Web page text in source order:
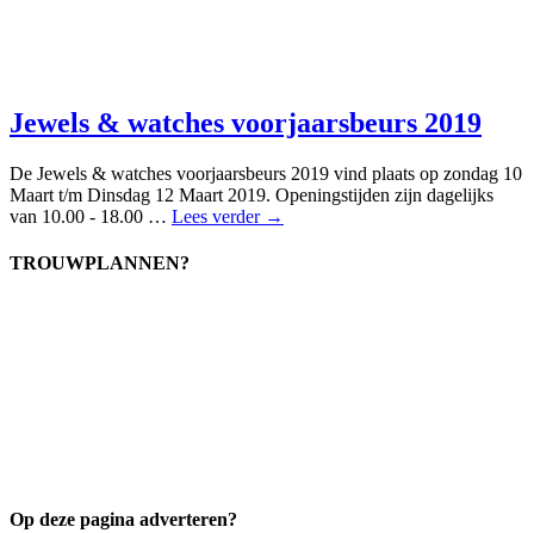
Jewels & watches voorjaarsbeurs 2019
De Jewels & watches voorjaarsbeurs 2019 vind plaats op zondag 10
Maart t/m Dinsdag 12 Maart 2019. Openingstijden zijn dagelijks
van 10.00 - 18.00 … Lees verder →
TROUWPLANNEN?
Op deze pagina adverteren?